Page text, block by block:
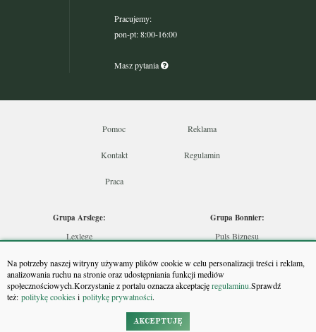
Na potrzeby naszej witryny używamy plików cookie w celu personalizacji treści i reklam,
analizowania ruchu na stronie oraz udostępniania funkcji mediów
społecznościowych.Korzystanie z portalu oznacza akceptacjęregulaminu.Sprawdź
też: politykę cookiesi politykę prywatności.
AKCEPTUJĘ
Pracujemy:
pon-pt: 8:00-16:00
Masz pytania
Pomoc Reklama
Kontakt Regulamin
Praca
Grupa Arslege:
Lexlege
Skarbowcy
Urzędnik
Rzeczoznawca
Grupa Bonnier:
Puls Biznesu
Puls Medycyny
Monitor Firm